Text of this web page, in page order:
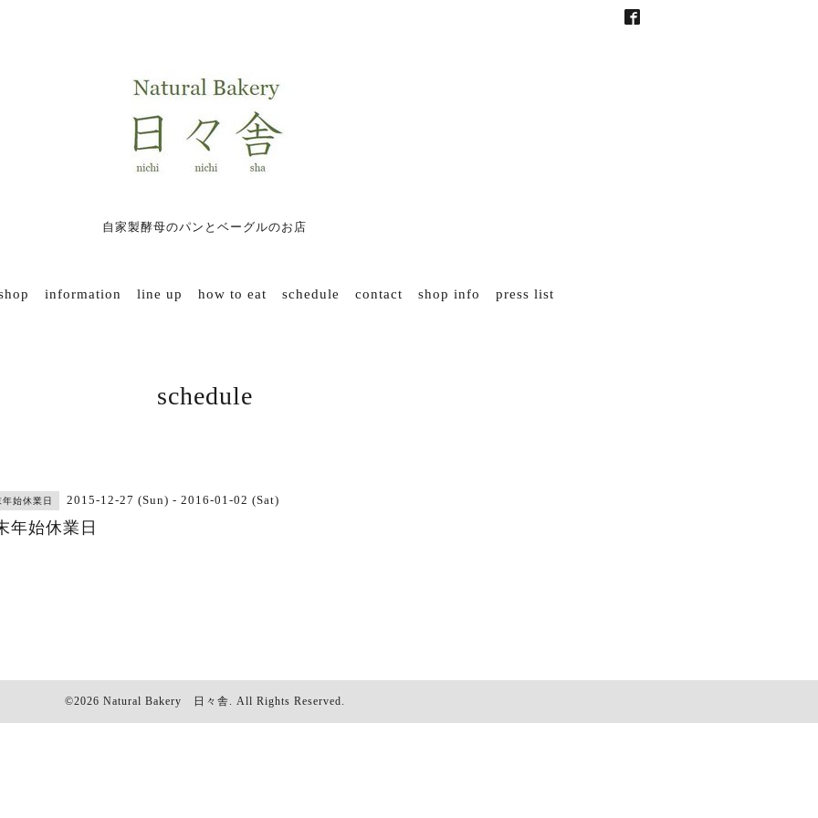
自家製酵母のパンとベーグルのお店
information line up how to eat schedule contact shop info press list
schedule
年始休業日 2015-12-27 (Sun) - 2016-01-02 (Sat)
年始休業日
©2026 Natural Bakery 日々舎 . All Rights Reserved.